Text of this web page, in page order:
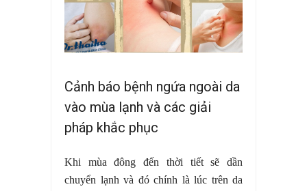
Cảnh báo bệnh ngứa ngoài da
vào mùa lạnh và các giải
pháp khắc phục
Khi mùa đông đến thời tiết sẽ dần
chuyển lạnh và đó chính là lúc trên da